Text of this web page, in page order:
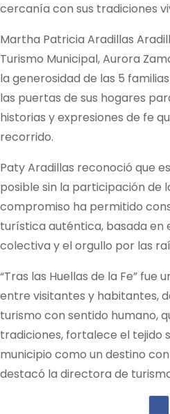
cercanía con sus tradiciones
Martha Patricia Aradillas
Turismo Municipal, Aurora
la generosidad de las 5
las puertas de sus hogares
historias y expresiones de fe
recorrido.
Paty Aradillas reconoció que
posible sin la participación de
compromiso ha permitido
turística auténtica, basada en
colectiva y el orgullo por las
“Tras las Huellas de la Fe” fue
entre visitantes y habitantes,
turismo con sentido humano,
tradiciones, fortalece el tejido
municipio como un destino
destacó la directora de